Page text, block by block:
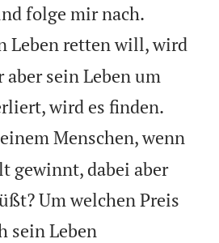
folge mir nach.
Leben retten will, wird
aber sein Leben um
wird es finden.
Menschen, wenn
gewinnt, dabei aber
Um welchen Preis
sein Leben